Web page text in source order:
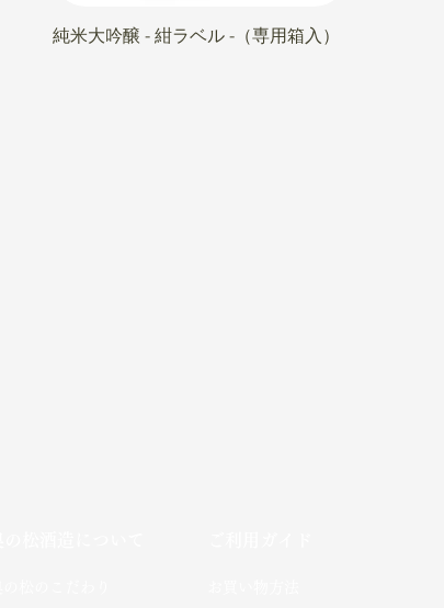
純米大吟醸 - 紺ラベル -（専用箱入）